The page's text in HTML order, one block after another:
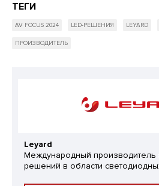
ТЕГИ
AV FOCUS 2024 LED-РЕШЕНИЯ LEYARD
ПРОИЗВОДИТЕЛЬ
Leyard
Международный производитель
решений в области